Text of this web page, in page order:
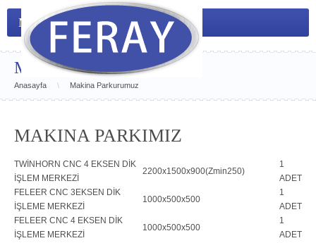
Menu
Makina Parkurumuz
Anasayfa \ Makina Parkurumuz
MAKİNA PARKIMIZ
TWİNHORN CNC 4 EKSEN DİK
İŞLEM MERKEZİ
2200x1500x900(Zmin250)
1
ADET
FELEER CNC 3EKSEN DİK
İŞLEME MERKEZİ
1000x500x500
1
ADET
FELEER CNC 4 EKSEN DİK
İŞLEME MERKEZİ
1000x500x500
1
ADET